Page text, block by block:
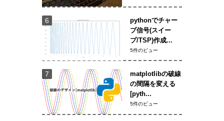
pythonでチャー
プ信号(スイー
プ/TSP)作成...
5件のビュー
matplotlibの破線
の間隔を変える
[pyth...
5件のビュー